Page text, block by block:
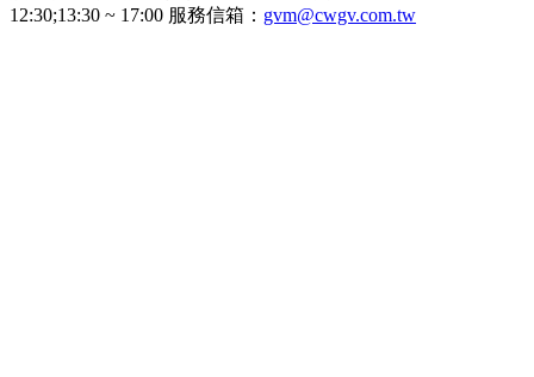
12:30;13:30 ~ 17:00 服務信箱： gvm@cwgv.com.tw